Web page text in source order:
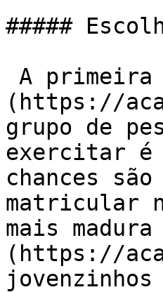
#####
(https://
grupo de
exercitar é
chances
matricular
mais
(https://
jovenzinhos